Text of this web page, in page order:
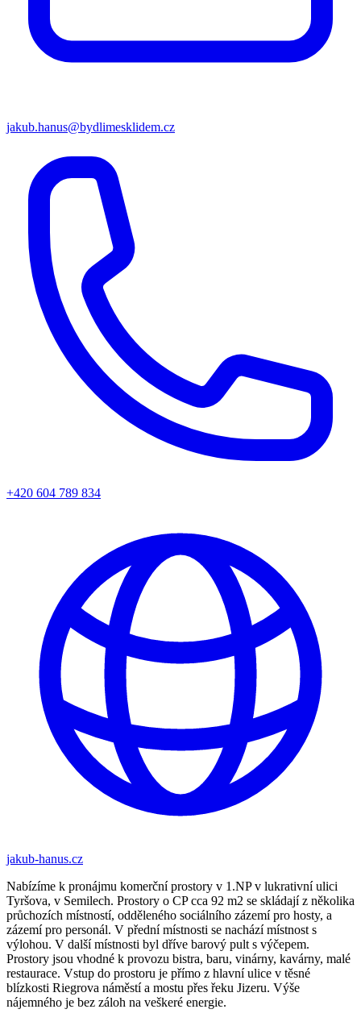
jakub.hanus@bydlimesklidem.cz
+420 604 789 834
jakub-hanus.cz
Nabízíme k pronájmu komerční prostory v 1.NP v lukrativní ulici
Tyršova, v Semilech. Prostory o CP cca 92 m2 se skládají z několika
průchozích místností, odděleného sociálního zázemí pro hosty, a
zázemí pro personál. V přední místnosti se nachází místnost s
výlohou. V další místnosti byl dříve barový pult s výčepem.
Prostory jsou vhodné k provozu bistra, baru, vinárny, kavárny, malé
restaurace. Vstup do prostoru je přímo z hlavní ulice v těsné
blízkosti Riegrova náměstí a mostu přes řeku Jizeru. Výše
nájemného je bez záloh na veškeré energie.